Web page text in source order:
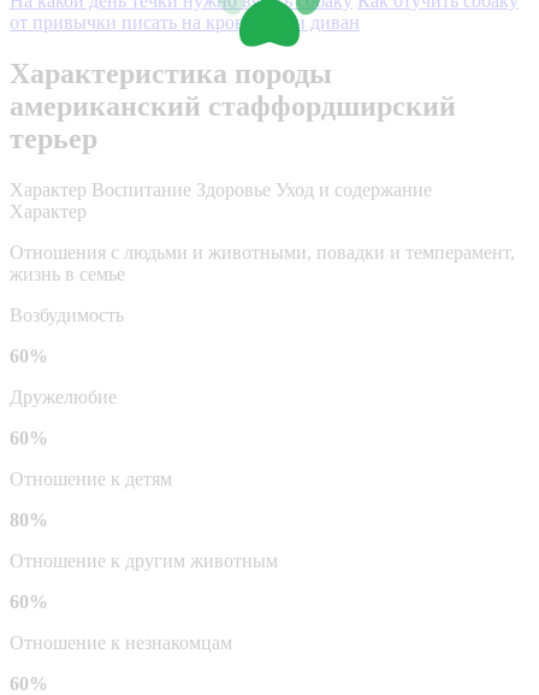
от привычки писать на кровать или диван
Характеристика породы
американский стаффордширский
терьер
Характер Воспитание Здоровье Уход и содержание
Характер
Отношения с людьми и животными, повадки и темперамент,
жизнь в семье
Возбудимость
60%
Дружелюбие
60%
Отношение к детям
80%
Отношение к другим животным
60%
Отношение к незнакомцам
60%